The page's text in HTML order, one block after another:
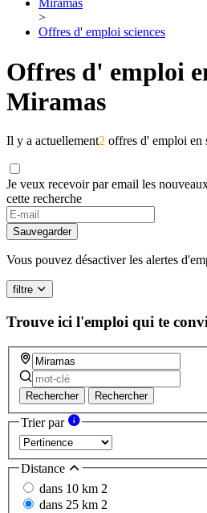
Miramas
>
Offres d' emploi sciences
Offres d' emploi
Miramas
Il y a actuellement2 offres d' emploi en
Je veux recevoir par email les
cette recherche
Sauvegarder
Vous pouvez désactiver les alertes
filtre
Trouve ici l'emploi qui te
Rechercher Rechercher
Trier par
Distance
dans 10 km 2
dans 25 km 2